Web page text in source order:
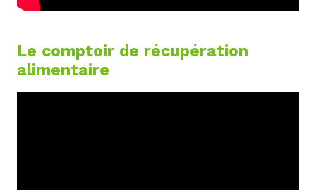
Le comptoir de récupération
alimentaire